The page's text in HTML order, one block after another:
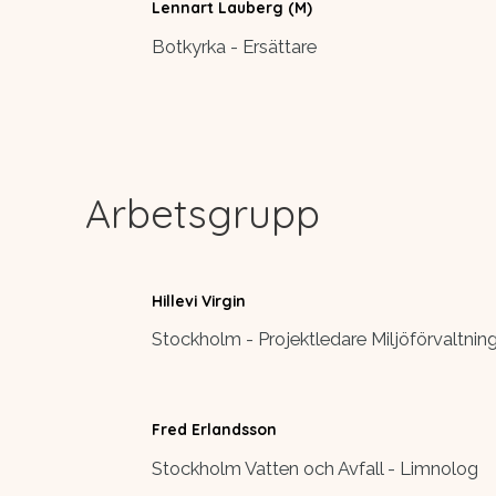
Lennart Lauberg (M)
Botkyrka - Ersättare
Arbetsgrupp
Hillevi Virgin
Stockholm - Projektledare
Fred Erlandsson
Stockholm Vatten och Avfall - Limnolog